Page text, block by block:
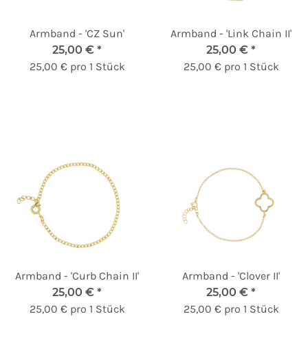
Armband - 'CZ Sun'
25,00 € *
25,00 € pro 1 Stück
Armband - 'Link Chain II'
25,00 € *
25,00 € pro 1 Stück
Armband - 'Curb Chain II'
25,00 € *
25,00 € pro 1 Stück
Armband - 'Clover II'
25,00 € *
25,00 € pro 1 Stück